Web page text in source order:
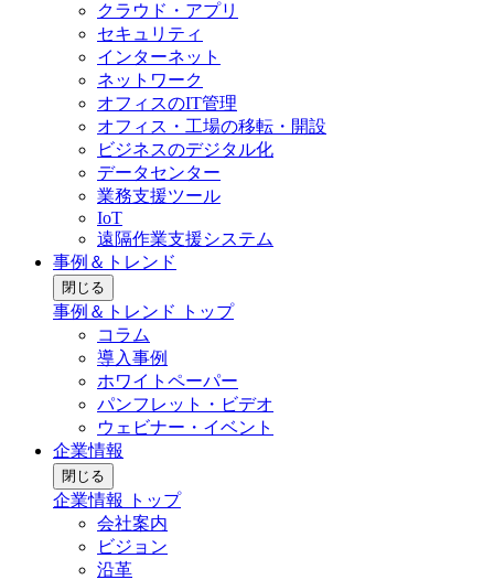
クラウド・アプリ
セキュリティ
インターネット
ネットワーク
オフィスのIT管理
オフィス・工場の移転・開設
ビジネスのデジタル化
データセンター
業務支援ツール
IoT
遠隔作業支援システム
事例＆トレンド
閉じる
事例＆トレンド トップ
コラム
導入事例
ホワイトペーパー
パンフレット・ビデオ
ウェビナー・イベント
企業情報
閉じる
企業情報 トップ
会社案内
ビジョン
沿革